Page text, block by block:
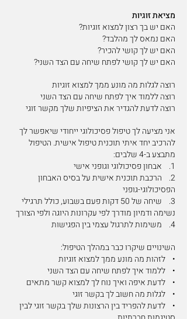
מציאת זוגיות
האם יש בך רצון למצוא זוגיות?
האם נמאס לך מהלבד?
האם יש לך קושי להכיר?
האם יש לך קושי לפתח שיחה עם הצד השני?
רוצה לגלות מה מונע ממך למצוא זוגיות
רוצה ללמוד איך לפתח שיחה עם הצד השני
רוצה לדעת להגדיר את הציפיות שלך מקשר זוגי
אני מציעה לך טיפול פסיכולוגי ייחודי שיאפשר לך
להרכיב יחד איתי תוכנית טיפול אישית. הטיפול
מתבצע ב-4 שלבים:
1. אבחון פסיכולוגי וגופני אישי
2. הרכבת תוכנית אישית על בסיס האבחון
הפסיכולוגי-גופני
3. שיחה של 50 דקות פעם בשבוע, כולל תרגילי
נשימה ודמיון מודרך לפי עקרונות היוגה ולפי הצורך
4. משימות לתרגול עצמי בין הפגישות
השינויים שיקרו כבר במהלך הטיפול:
• לזהות מה מונע ממך למצוא זוגיות
• ללמוד איך לפתח שיחה עם הצד השני
• לדעת איפה ואיך נוח לך למצוא קשר מתאים
• לגלות מה חשוב לך בקשר זוגי
• לדעת להפריד בין הרצונות שלך בקשר זוגי לבין